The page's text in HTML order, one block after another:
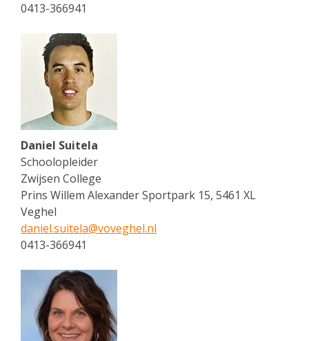
0413-366941
Daniel Suitela
Schoolopleider
Zwijsen College
Prins Willem Alexander Sportpark 15, 5461 XL
Veghel
daniel.suitela@voveghel.nl
0413-366941